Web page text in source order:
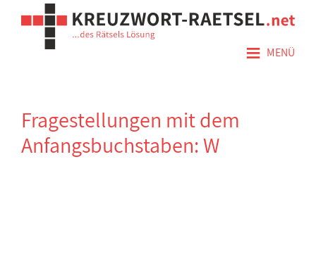
≡ MENÜ
Fragestellungen mit dem
Anfangsbuchstaben: W